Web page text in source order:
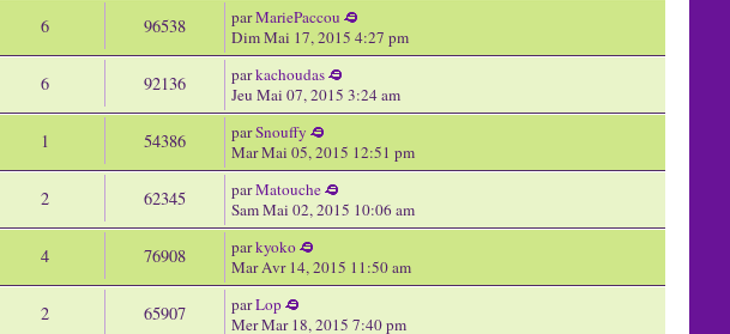
6 96538 parMariePaccou
Dim Mai 17, 2015 4:27 pm
6 92136 parkachoudas
Jeu Mai 07, 2015 3:24 am
1 54386 parSnouffy
Mar Mai 05, 2015 12:51 pm
2 62345 parMatouche
Sam Mai 02, 2015 10:06 am
4 76908 parkyoko
Mar Avr 14, 2015 11:50 am
2 65907 parLop
Mer Mar 18, 2015 7:40 pm